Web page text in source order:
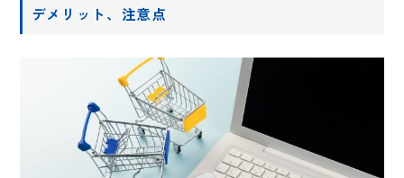
デメリット、注意点